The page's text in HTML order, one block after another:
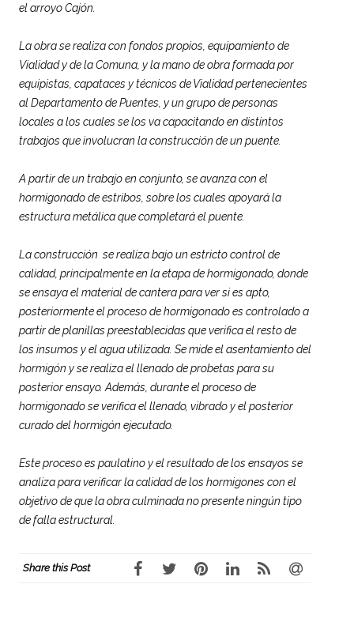
el arroyo Cajón.
La obra se realiza con fondos propios, equipamiento de
Vialidad y de la Comuna, y la mano de obra formada por
equipistas, capataces y técnicos de Vialidad pertenecientes
al Departamento de Puentes, y un grupo de personas
locales a los cuales se los va capacitando en distintos
trabajos que involucran la construcción de un puente.
A partir de un trabajo en conjunto, se avanza con el
hormigonado de estribos, sobre los cuales apoyará la
estructura metálica que completará el puente.
La construcción se realiza bajo un estricto control de
calidad, principalmente en la etapa de hormigonado, donde
se ensaya el material de cantera para ver si es apto,
posteriormente el proceso de hormigonado es controlado a
partir de planillas preestablecidas que verifica el resto de
los insumos y el agua utilizada. Se mide el asentamiento del
hormigón y se realiza el llenado de probetas para su
posterior ensayo. Además, durante el proceso de
hormigonado se verifica el llenado, vibrado y el posterior
curado del hormigón ejecutado.
Este proceso es paulatino y el resultado de los ensayos se
analiza para verificar la calidad de los hormigones con el
objetivo de que la obra culminada no presente ningún tipo
de falla estructural.
Share this Post